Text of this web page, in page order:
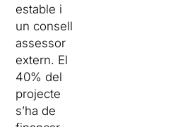
estable i
un consell
assessor
extern. El
40% del
projecte
s’ha de